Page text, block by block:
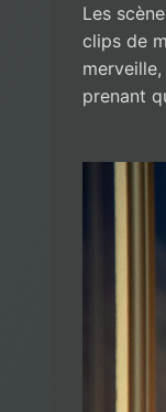
Les
clips de
prenant